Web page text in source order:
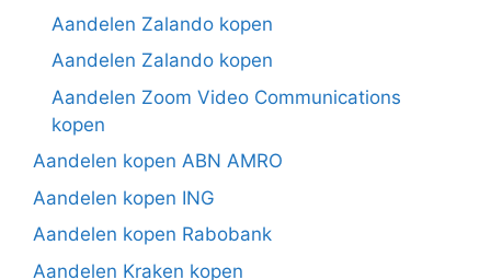
Aandelen Zalando kopen
Aandelen Zalando kopen
Aandelen Zoom Video Communications
kopen
Aandelen kopen ABN AMRO
Aandelen kopen ING
Aandelen kopen Rabobank
Aandelen Kraken kopen